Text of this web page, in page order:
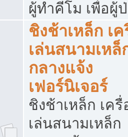
ผู้ทำคีโม เพื่อผู้
ชิงช้าเหล็ก เค
เล่นสนามเหล็
กลางแจ้ง
เฟอร์นิเจอร์
ชิงช้าเหล็ก เครื่
เล่นสนามเหล็ก